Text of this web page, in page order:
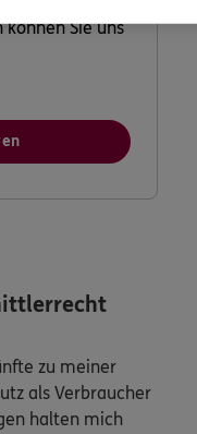
Sie uns
zu meiner
als Verbraucher
halten mich